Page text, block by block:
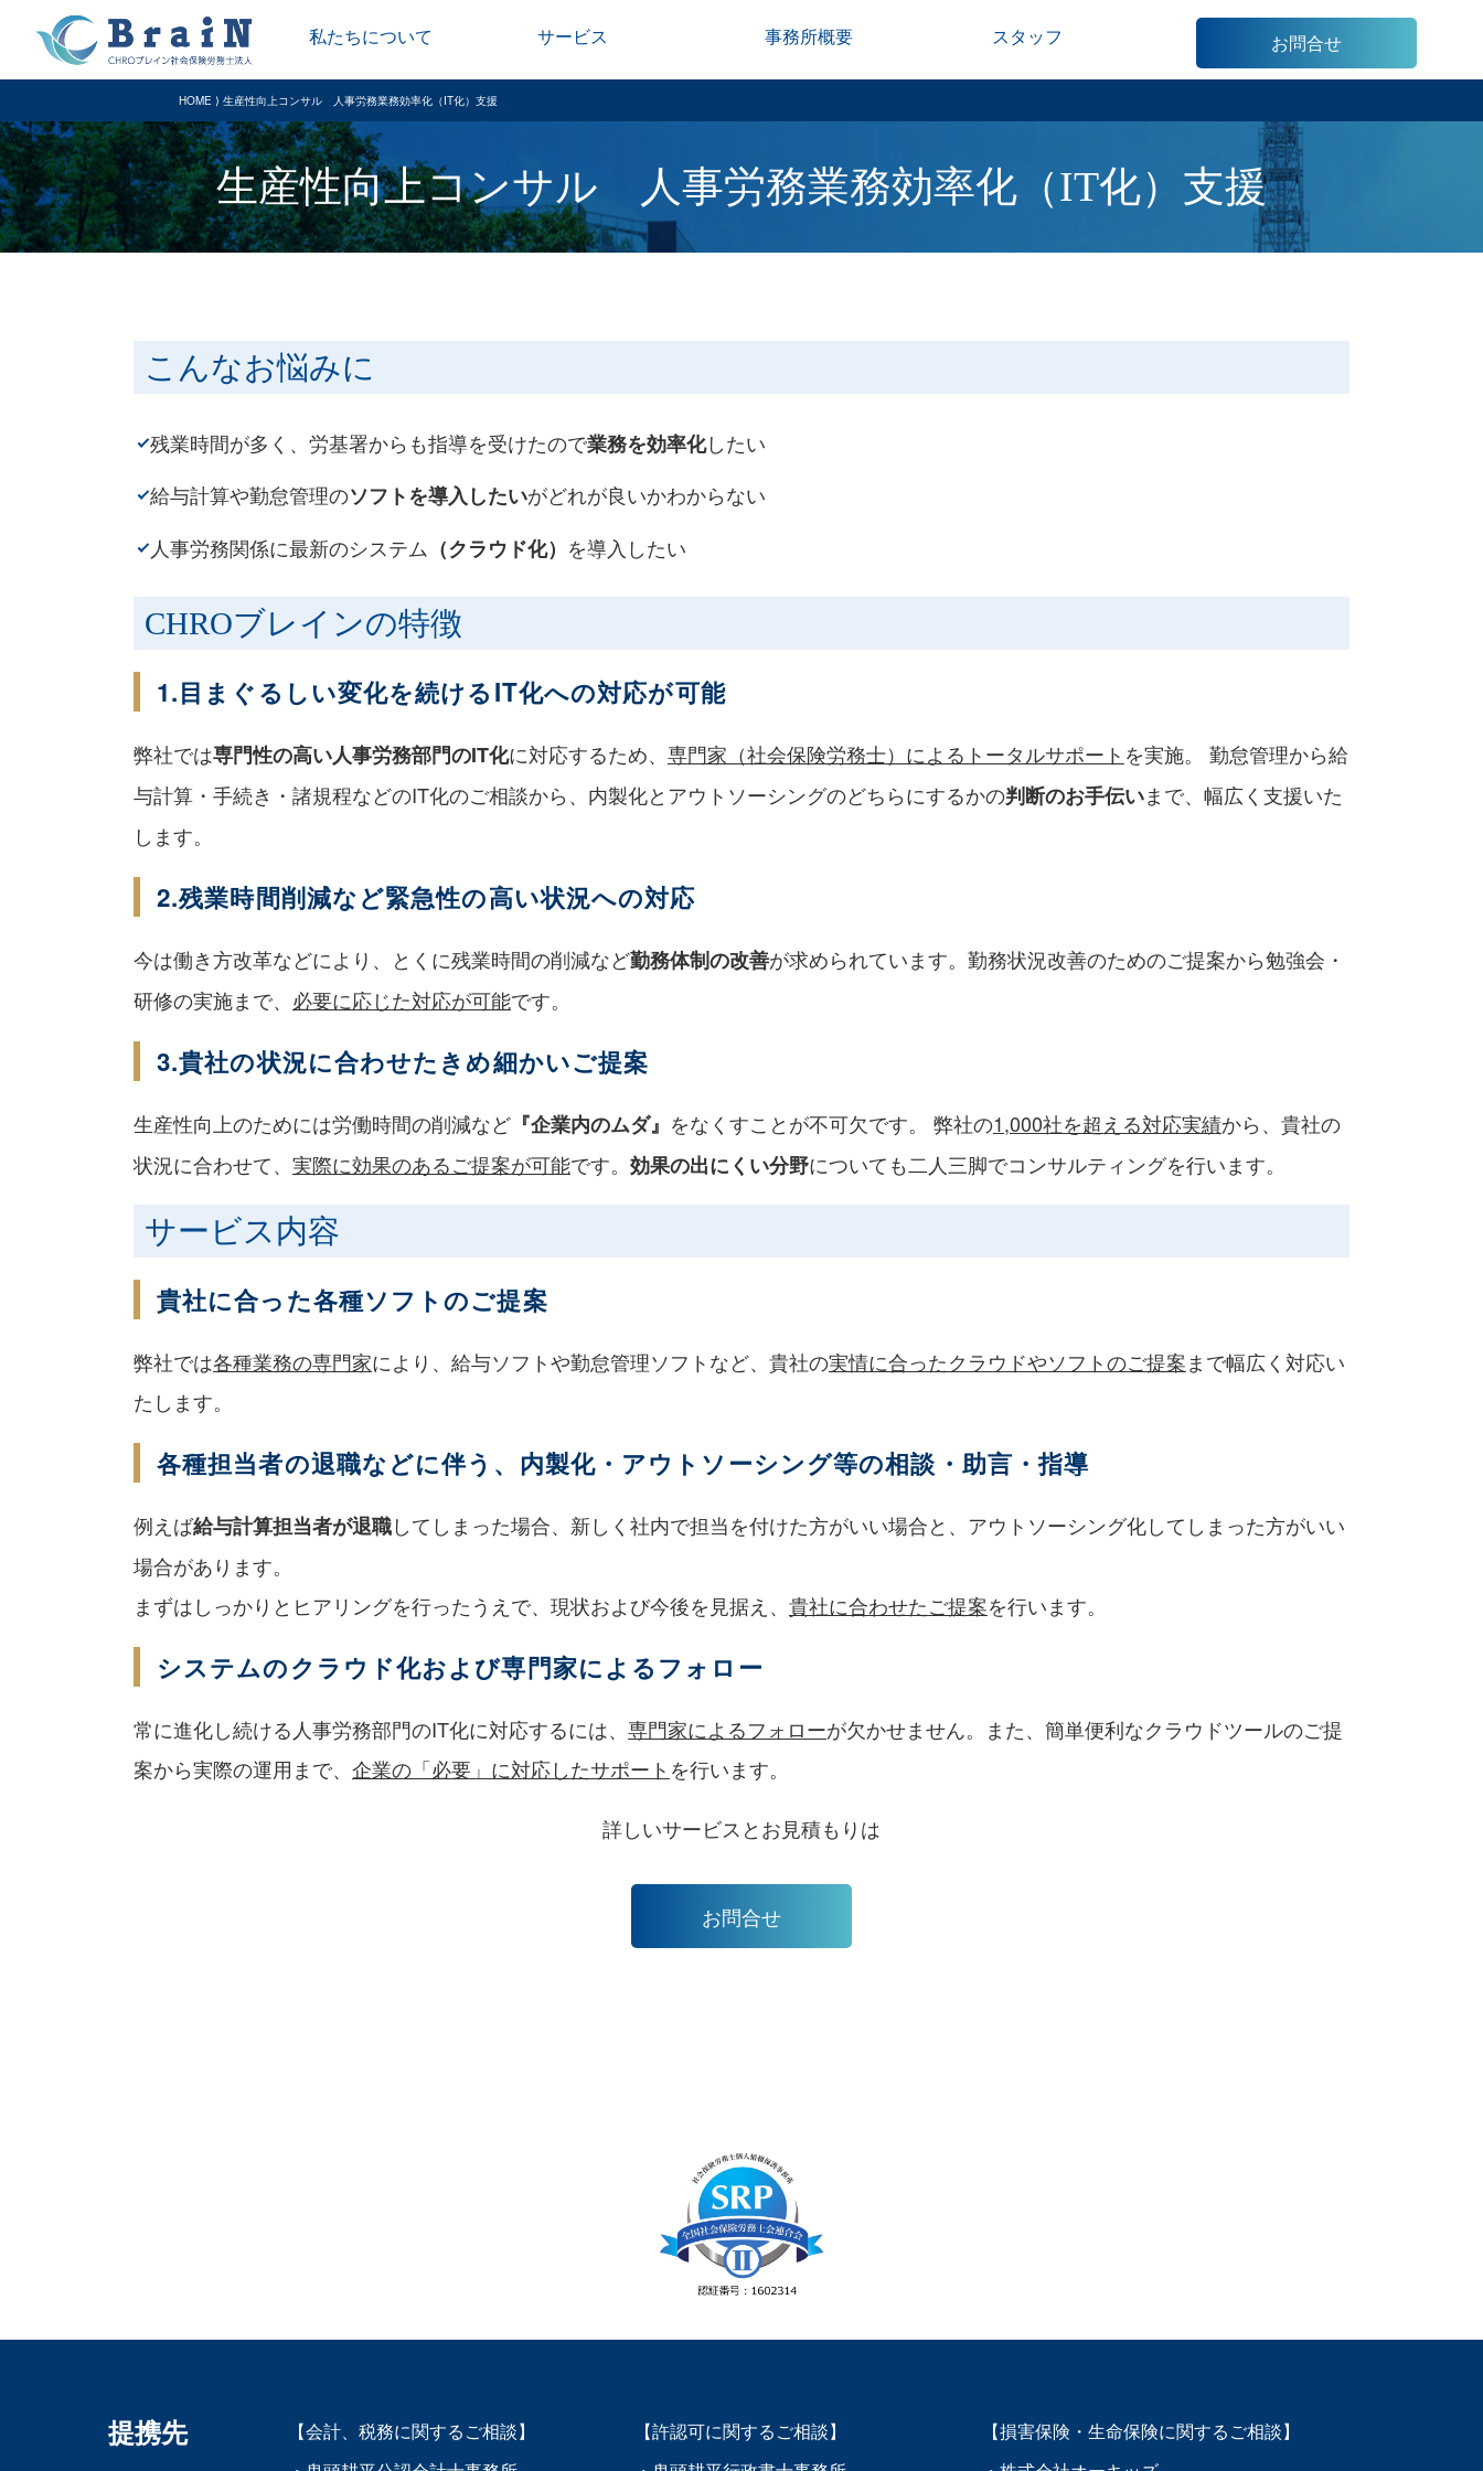
私たちについて サービス 事務所概要 スタッフ お問合せ
HOME ⟩ 生産性向上コンサル 人事労務業務効率化（IT化）支援
生産性向上コンサル 人事労務業務効率化（IT化）支援
こんなお悩みに
残業時間が多く、労基署からも指導を受けたので業務を効率化したい
給与計算や勤怠管理のソフトを導入したいがどれが良いかわからない
人事労務関係に最新のシステム （クラウド化） を導入したい
CHROブレインの特徴
1.目まぐるしい変化を続けるIT化への対応が可能
弊社では専門性の高い人事労務部門のIT化に対応するため、 専門家（社会保険労務士）によるトータルサポート を実施。 勤怠管理から給
与計算・手続き・諸規程などのIT化のご相談から、内製化とアウトソーシングのどちらにするかの判断のお手伝いまで、幅広く支援いた
します。
2.残業時間削減など緊急性の高い状況への対応
今は働き方改革などにより、とくに残業時間の削減など勤務体制の改善が求められています。勤務状況改善のためのご提案から勉強会・
研修の実施まで、 必要に応じた対応が可能です。
3.貴社の状況に合わせたきめ細かいご提案
生産性向上のためには労働時間の削減など『企業内のムダ』 をなくすことが不可欠です。 弊社の1,000社を超える対応実績から、貴社の
状況に合わせて、 実際に効果のあるご提案が可能です。 効果の出にくい分野についても二人三脚でコンサルティングを行います。
サービス内容
貴社に合った各種ソフトのご提案
弊社では各種業務の専門家により、給与ソフトや勤怠管理ソフトなど、貴社の実情に合ったクラウドやソフトのご提案まで幅広く対応い
たします。
各種担当者の退職などに伴う、内製化・アウトソーシング等の相談・助言・指導
例えば給与計算担当者が退職してしまった場合、新しく社内で担当を付けた方がいい場合と、アウトソーシング化してしまった方がいい
場合があります。
まずはしっかりとヒアリングを行ったうえで、現状および今後を見据え、 貴社に合わせたご提案を行います。
システムのクラウド化および専門家によるフォロー
常に進化し続ける人事労務部門のIT化に対応するには、 専門家によるフォローが欠かせません。また、簡単便利なクラウドツールのご提
案から実際の運用まで、 企業の「必要」に対応したサポート を行います。
詳しいサービスとお見積もりは
お問合せ
提携先
【会計、税務に関するご相談】
【許認可に関するご相談】
【損害保険・生命保険に関するご相談】